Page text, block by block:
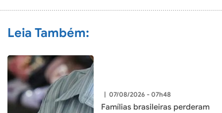
Leia Também:
| 07/08/2026 - 07h48
Famílias brasileiras perderam